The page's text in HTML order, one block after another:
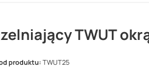
TWUT
produktu: TWUT25